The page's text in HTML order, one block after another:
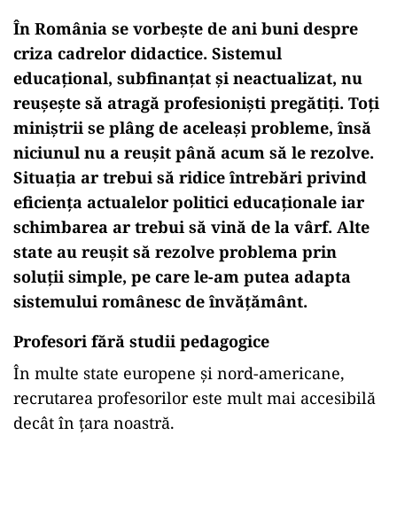
În România se vorbește de ani buni despre
criza cadrelor didactice. Sistemul
educațional, subfinanțat și neactualizat, nu
reușește să atragă profesioniști pregătiți. Toți
miniștrii se plâng de aceleași probleme, însă
niciunul nu a reușit până acum să le rezolve.
Situația ar trebui să ridice întrebări privind
eficiența actualelor politici educaționale iar
schimbarea ar trebui să vină de la vârf. Alte
state au reușit să rezolve problema prin
soluții simple, pe care le-am putea adapta
sistemului românesc de învățământ.
Profesori fără studii pedagogice
În multe state europene și nord-americane,
recrutarea profesorilor este mult mai accesibilă
decât în țara noastră.